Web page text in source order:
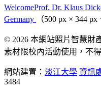
WelcomeProf. Dr. Klaus
Germany
（500 px × 344 px
© 2026 本網站照片智慧財
素材限校內活動使用，不
網站建置： 淡江大學 資訊
3484